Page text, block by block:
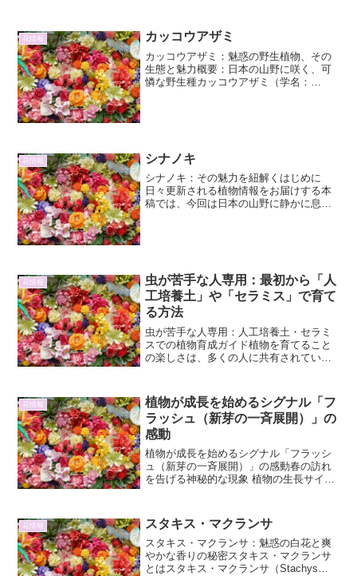
花情報 カッコウアザミ
カッコウアザミ：魅惑の野生植物、その
生態と魅力概要：日本の山野に咲く、可
憐な野生種カッコウアザミ（学名：
花情報 シナノキ
シナノキ：その魅力を紐解くはじめに
日々更新される植物情報をお届けする本
稿では、今回は日本の山野に静かに息づ
花情報
虫が苦手な人専用：最初から「人
工培養土」や「セラミス」で育て
る方法
虫が苦手な人専用：人工培養土・セラミ
スでの植物育成ガイド植物を育てること
の楽しさは、多くの人に共有されていま
いらっしゃるのではないでしょうか。本
稿では、そんな皆様のため...
花情報
植物が成長を始めるシグナル「フ
ラッシュ（新芽の一斉展開）」の
感動
植物が成長を始めるシグナル「フラッシ
ュ（新芽の一斉展開）」の感動春の訪れ
を告げる神秘的な現象 植物の生長サイク
なわち新芽の一斉展開。 それは、冬の静
寂を破り、大地が息吹...
花情報 スタキス・マクランサ
スタキス・マクランサ：魅惑の白花と爽
やかな香りの秘密スタキス・マクランサ
とはスタキス・マクランサ（Stachys